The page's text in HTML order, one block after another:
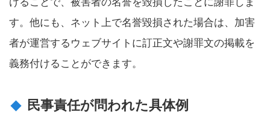
けることで、被害者の名誉を毀損したことに謝罪しま
す。他にも、ネット上で名誉毀損された場合は、加害
者が運営するウェブサイトに訂正文や謝罪文の掲載を
義務付けることができます。
民事責任が問われた具体例